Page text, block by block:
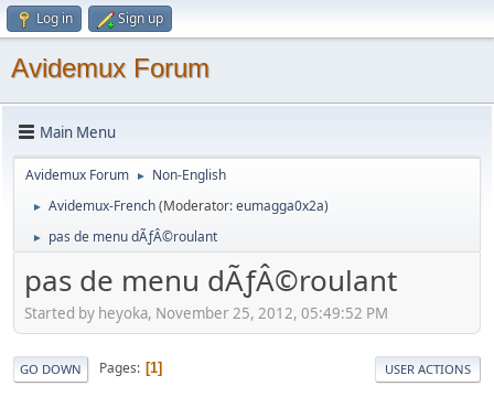
Log in Sign up
Avidemux Forum
Main Menu
Avidemux Forum ► Non-English
► Avidemux-French(Moderator:eumagga0x2a)
► pas de menu dÃƒÂ©roulant
pas de menu dÃƒÂ©roulant
Started by heyoka, November 25, 2012, 05:49:52 PM
GO DOWN Pages 1 USER ACTIONS